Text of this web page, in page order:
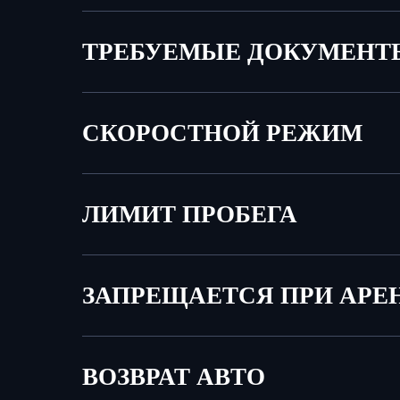
ТРЕБУЕМЫЕ
СКОРОСТНОЙ РЕЖИМ
ЛИМИТ ПРОБЕГА
ЗАПРЕЩАЕТСЯ ПРИ
ВОЗВРАТ АВТО